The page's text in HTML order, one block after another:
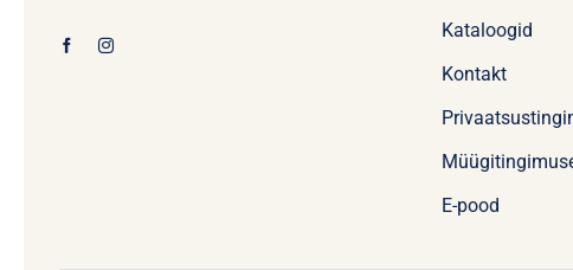
Kataloogid
Kontakt
E-pood